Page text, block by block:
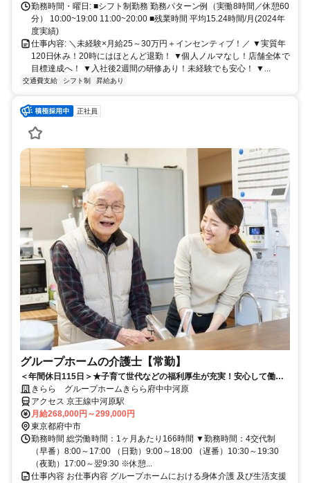
勤務時間・曜日: ■シフト制勤務 勤務パターン例（実働8時間／休憩60
分） 10:00~19:00 11:00~20:00 ■残業時間 平均15.24時間/月(2024年
度実績)
仕事内容: ＼未経験×月給25～30万円＋インセンティブ！／ ▼実質年
120日休み！20時にはほとんど退勤！ ▼個人ノルマなし！店舗全体で
目標達成へ！ ▼入社後2週間の研修あり！未経験でも安心！ ▼...
交通費支給 シフト制 昇給あり
正社員
グループホームの介護士【常勤】
＜年間休日115日＞★子育て世代などの福利厚生が充実！安心して働け
る環境と、資格取得などのサポート制度が充実しています！★スキルア
ップも応援中！
きらら グループホームきらら府中中河原
アクセス 京王線中河原駅
月給268,000円～299,000円
東京都府中市
勤務時間 総労働時間：1ヶ月あたり166時間 ▼勤務時間：4交代制
（早番）8:00～17:00 （日勤）9:00～18:00 （遅番）10:30～19:30
（夜勤）17:00～翌9:30 ※休憩...
仕事内容 お仕事内容 グループホームにおける身体介護 及び生活支援